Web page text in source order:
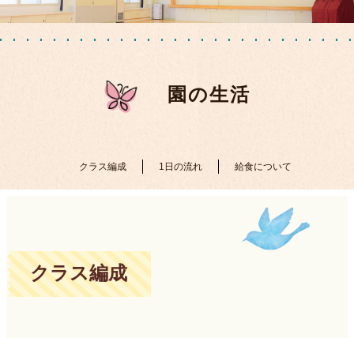
園の生活
クラス編成 1日の流れ 給食について
クラス編成